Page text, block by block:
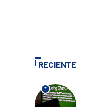
RECIENTE
*